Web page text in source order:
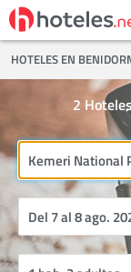
HOTELES EN
2